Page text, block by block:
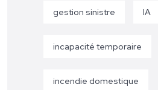
gestion sinistre IA
incapacité temporaire
incendie domestique